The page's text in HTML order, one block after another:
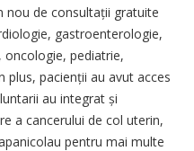
nou de consultații gratuite
gastroenterologie,
pediatrie,
plus, pacienții au avut acces
au integrat și
a cancerului de col uterin,
pentru mai multe